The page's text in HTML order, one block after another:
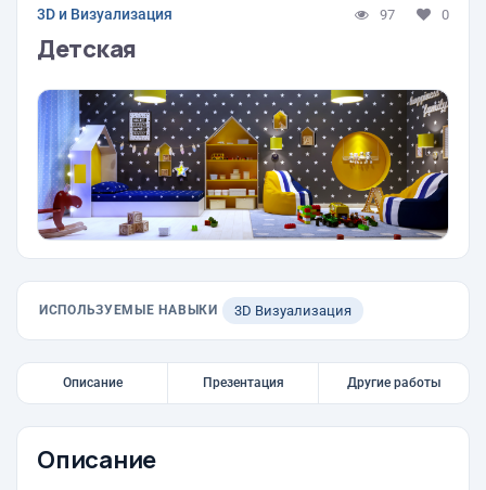
3D и Визуализация 97 0
Детская
ИСПОЛЬЗУЕМЫЕ НАВЫКИ 3D Визуализация
Описание Презентация Другие работы
Описание